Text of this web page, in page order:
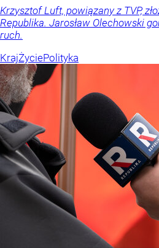
Krzysztof Luft, powiązany z TVP,
Republika. Jarosław Olechowski
ruch.
KrajŻyciePolityka